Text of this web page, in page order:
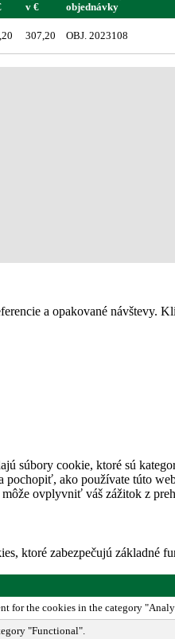
v €
objednávky
307,20 OBJ. 2023108
a opakované návštevy.
súbory cookie, ktoré sú
ako používate túto
ovplyvniť váš zážitok z
ktoré zabezpečujú základné
for the cookies in the category
"Functional".